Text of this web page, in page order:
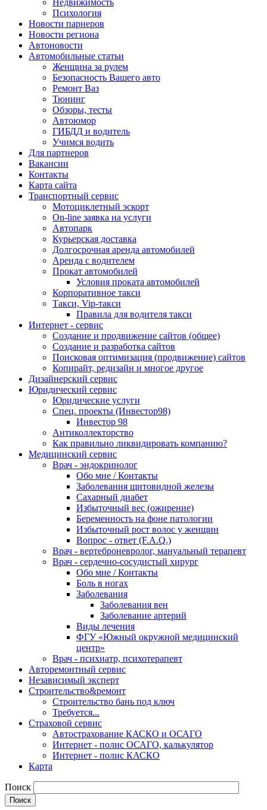
Психология
Новости парнеров
Новости региона
Автоновости
Автомобильные статьи
Женщина за рулем
Безопасность Вашего авто
Ремонт Ваз
Тюнинг
Обзоры, тесты
Автоюмор
ГИБДД и водитель
Учимся водить
Для партнеров
Вакансии
Контакты
Карта сайта
Транспортный сервис
Мотоциклетный эскорт
On-line заявка на услуги
Автопарк
Курьерская доставка
Долгосрочная аренда автомобилей
Аренда с водителем
Прокат автомобилей
Условия проката автомобилей
Корпоративное такси
Такси, Vip-такси
Правила для водителя такси
Интернет - сервис
Создание и продвижение сайтов (общее)
Создание и разработка сайтов
Поисковая оптимизация (продвижение) сайтов
Копирайт, редизайн и многое другое
Дизайнерский сервис
Юридический сервис
Юридические услуги
Спец. проекты (Инвестор98)
Инвестор 98
Антиколлекторство
Как правильно ликвидировать компанию?
Медицинский сервис
Врач - эндокринолог
Обо мне / Контакты
Заболевания щитовидной железы
Сахарный диабет
Избыточный вес (ожирение)
Беременность на фоне патологии
Избыточный рост волос у женщин
Вопрос - ответ (F.A.Q.)
Врач - вертеброневролог, мануальный терапевт
Врач - сердечно-сосудистый хирург
Обо мне / Контакты
Боль в ногах
Заболевания
Заболевания вен
Заболевание артерий
Виды лечения
ФГУ «Южный окружной медицинский
центр»
Врач - психиатр, психотерапевт
Авторемонтный сервис
Независимый эксперт
Строительство&ремонт
Строительство бань под ключ
Требуется...
Страховой сервис
Автострахование КАСКО и ОСАГО
Интернет - полис ОСАГО, калькулятор
Интернет - полис КАСКО
Карта
Поиск